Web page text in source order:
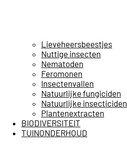
Lieveheersbeestjes
Nuttige insecten
Nematoden
Feromonen
Insectenvallen
Natuurlijke fungiciden
Natuurlijke insecticiden
Plantenextracten
BIODIVERSITEIT
TUINONDERHOUD